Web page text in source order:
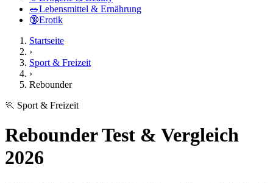
🥗Lebensmittel & Ernährung
🔞Erotik
Startseite
›
Sport & Freizeit
›
Rebounder
🏃 Sport & Freizeit
Rebounder Test & Vergleich
2026